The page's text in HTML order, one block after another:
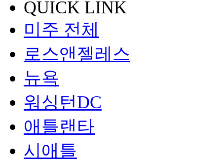
QUICK LINK
미주 전체
로스앤젤레스
뉴욕
워싱턴DC
애틀랜타
시애틀